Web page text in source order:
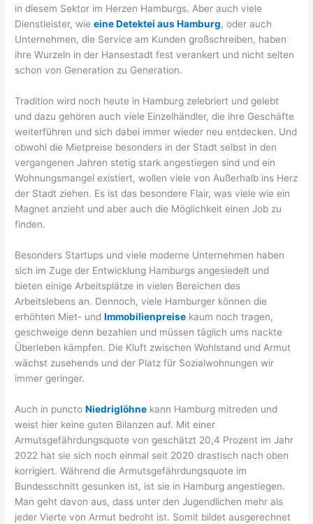
in diesem Sektor im Herzen Hamburgs. Aber auch viele
Dienstleister, wieeine Detektei aus Hamburg, oder auch
Unternehmen, die Service am Kunden großschreiben, haben
ihre Wurzeln in der Hansestadt fest verankert und nicht selten
schon von Generation zu Generation.
Tradition wird noch heute in Hamburg zelebriert und gelebt
und dazu gehören auch viele Einzelhändler, die ihre Geschäfte
weiterführen und sich dabei immer wieder neu entdecken. Und
obwohl die Mietpreise besonders in der Stadt selbst in den
vergangenen Jahren stetig stark angestiegen sind und ein
Wohnungsmangel existiert, wollen viele von Außerhalb ins Herz
der Stadt ziehen. Es ist das besondere Flair, was viele wie ein
Magnet anzieht und aber auch die Möglichkeit einen Job zu
finden.
Besonders Startups und viele moderne Unternehmen haben
sich im Zuge der Entwicklung Hamburgs angesiedelt und
bieten einige Arbeitsplätze in vielen Bereichen des
Arbeitslebens an. Dennoch, viele Hamburger können die
erhöhten Miet- undImmobilienpreise kaum noch tragen,
geschweige denn bezahlen und müssen täglich ums nackte
Überleben kämpfen. Die Kluft zwischen Wohlstand und Armut
wächst zusehends und der Platz für Sozialwohnungen wir
immer geringer.
Auch in punctoNiedriglöhne kann Hamburg mitreden und
weist hier keine guten Bilanzen auf. Mit einer
Armutsgefährdungsquote von geschätzt 20,4 Prozent im Jahr
2022 hat sie sich noch einmal seit 2020 drastisch nach oben
korrigiert. Während die Armutsgefährdungsquote im
Bundesschnitt gesunken ist, ist sie in Hamburg angestiegen.
Man geht davon aus, dass unter den Jugendlichen mehr als
jeder Vierte von Armut bedroht ist. Somit bildet ausgerechnet